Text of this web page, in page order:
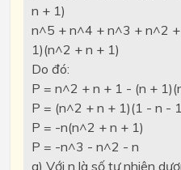
n + 1)
n^5 + n^4 + n^3 + n^2
1)(n^2 + n + 1)
Do đó:
P = n^2 + n + 1 - (n +
P = (n^2 + n + 1)(1 - n -
P = -n(n^2 + n + 1)
P = -n^3 - n^2 - n
a) Với n là số tự nhiên